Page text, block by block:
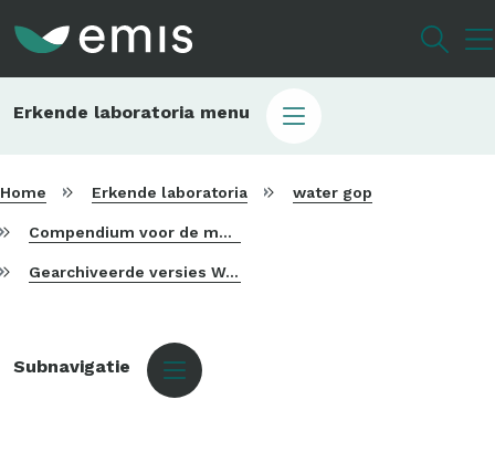
inhoud
Main
Erkende laboratoria menu
Home Erkende laboratoria water gop
Compendium voor de monsterneming, meting en analyse van water (WAC)
Gearchiveerde versies WAC
menu
Subnavigatie